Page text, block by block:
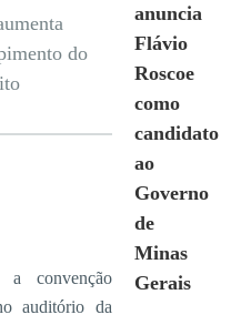
do
convenção
auditório da
anuncia
Flávio
Roscoe
como
candidato
ao
Governo
de
Minas
Gerais